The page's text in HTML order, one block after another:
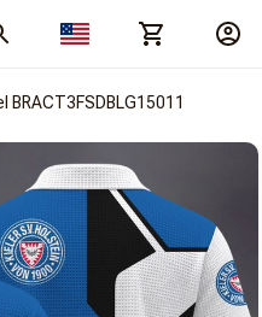
BRACT3FSDBLG15011